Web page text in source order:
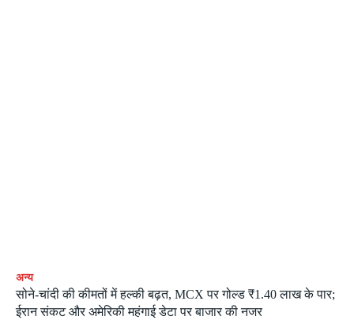
अन्य
सोने-चांदी की कीमतों में हल्की बढ़त, MCX पर गोल्ड ₹1.40 लाख के पार;
ईरान संकट और अमेरिकी महंगाई डेटा पर बाजार की नजर